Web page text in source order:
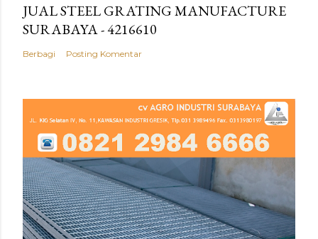
JUAL STEEL GRATING MANUFACTURE
SURABAYA - 4216610
Berbagi Posting Komentar